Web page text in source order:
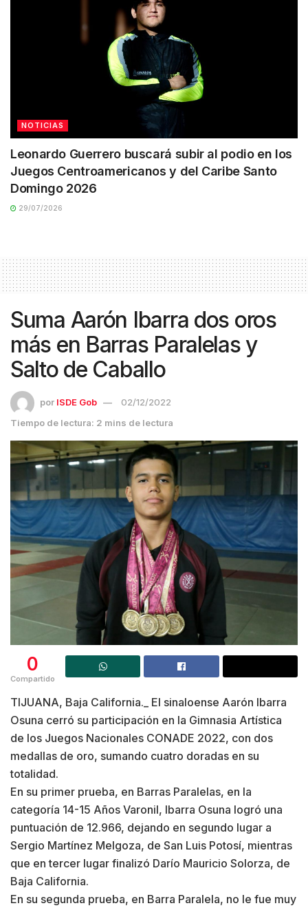
NOTICIAS
Leonardo Guerrero buscará subir al podio en los
Juegos Centroamericanos y del Caribe Santo
Domingo 2026
29/07/2026
Suma Aarón Ibarra dos oros
más en Barras Paralelas y
Salto de Caballo
por ISDE Gob
02/12/2022
Tiempo de lectura: 2 mins de lectura
0
Compartido
TIJUANA, Baja California._ El sinaloense Aarón Ibarra
Osuna cerró su participación en la Gimnasia Artística
de los Juegos Nacionales CONADE 2022, con dos
medallas de oro, sumando cuatro doradas en su
totalidad.
En su primer prueba, en Barras Paralelas, en la
categoría 14-15 Años Varonil, Ibarra Osuna logró una
puntuación de 12.966, dejando en segundo lugar a
Sergio Martínez Melgoza, de San Luis Potosí, mientras
que en tercer lugar finalizó Darío Mauricio Solorza, de
Baja California.
En su segunda prueba, en Barra Paralela, no le fue muy